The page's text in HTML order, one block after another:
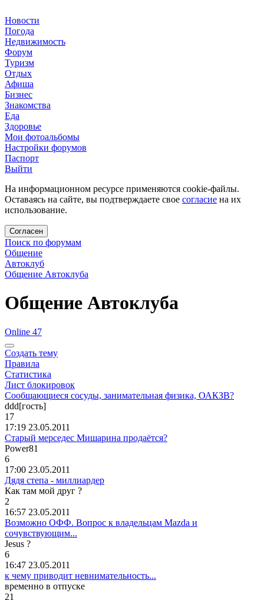
Новости
Погода
Недвижимость
Форум
Туризм
Отдых
Афиша
Бизнес
Знакомства
Еда
Здоровье
Мои фотоальбомы
Настройки форумов
Паспорт
Выйти
На информационном ресурсе применяются cookie-файлы.
Оставаясь на сайте, вы подтверждаете свое согласие на их
использование.
Согласен
Поиск по форумам
Общение
Автоклуб
Общение Автоклуба
Общение Автоклуба
Online 47
Создать тему
Правила
Статистика
Лист блокировок
Сообщающиеся сосуды, занимательная физика, ОАКЗВ?
ddd[гость]
17
17:19 23.05.2011
Старый мерседес Мишарина продаётся?
Power81
6
17:00 23.05.2011
Дядя степа - миллиардер
Как там мой друг ?
2
16:57 23.05.2011
Возможно ОФФ. Вопрос к владельцам Mazda и
сочувствующим...
Jesus ?
6
16:47 23.05.2011
к чему приводит невнимательность...
временно в отпуске
21